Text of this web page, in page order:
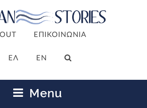
ΕΠΙΚΟΙΝΩΝΙΑ
ΕΛ EN
Menu